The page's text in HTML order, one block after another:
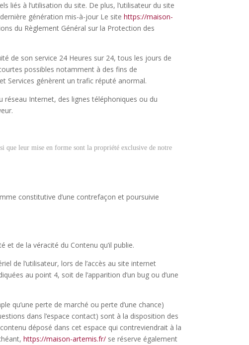
liés à l’utilisation du site. De plus, l’utilisateur du site
génération mis-à-jour Le sitehttps://maison-
du Règlement Général sur la Protection des
de son service 24 Heures sur 24, tous les jours de
possibles notamment à des fins de
Services génèrent un trafic réputé anormal.
Internet, des lignes téléphoniques ou du
que leur mise en forme sont la propriété exclusive de notre
constitutive d’une contrefaçon et poursuivie
et de la véracité du Contenu qu’il publie.
de l’utilisateur, lors de l’accès au site internet
au point 4, soit de l’apparition d’un bug ou d’une
qu’une perte de marché ou perte d’une chance)
dans l’espace contact) sont à la disposition des
déposé dans cet espace qui contreviendrait à la
https://maison-artemis.fr/ se réserve également